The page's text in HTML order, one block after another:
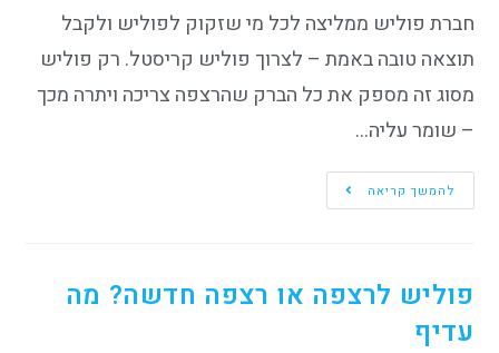
חברת פוליש ממליצה לכל מי שזקוק לפוליש ולקבל
תוצאה טובה באמת – לצרוך פוליש קריסטל. רק פוליש
מסוג זה מספק את כל הברק שהרצפה צריכה ויתרה מכך
– שומר עליה…
להמשך קריאה
פוליש לרצפה או רצפה חדשה? מה
עדיף